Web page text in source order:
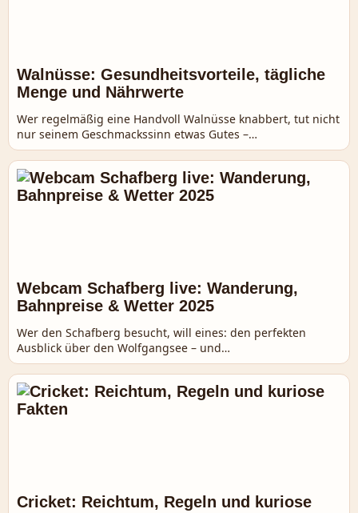
Walnüsse: Gesundheitsvorteile, tägliche
Menge und Nährwerte
Wer regelmäßig eine Handvoll Walnüsse knabbert, tut nicht
nur seinem Geschmackssinn etwas Gutes –…
Webcam Schafberg live: Wanderung,
Bahnpreise & Wetter 2025
Wer den Schafberg besucht, will eines: den perfekten
Ausblick über den Wolfgangsee – und…
Cricket: Reichtum, Regeln und kuriose